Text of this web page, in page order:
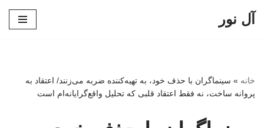
آل نور
خانه » سینماگران با حذف خود، به تهیه‌کننده ضربه می‌زنند/ اعتقاد به
پروانه ساخت، نه فقط اعتقاد قلبی که تحلیل واقع‌گرایانه‌ام است